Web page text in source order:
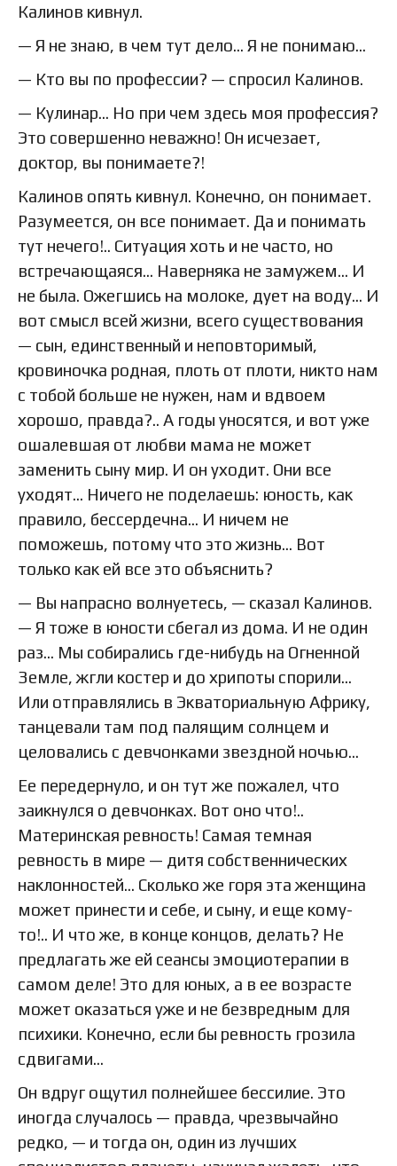
Калинов кивнул.
— Я не знаю, в чем тут дело… Я не понимаю…
— Кто вы по профессии? — спросил Калинов.
— Кулинар… Но при чем здесь моя профессия?
Это совершенно неважно! Он исчезает,
доктор, вы понимаете?!
Калинов опять кивнул. Конечно, он понимает.
Разумеется, он все понимает. Да и понимать
тут нечего!.. Ситуация хоть и не часто, но
встречающаяся… Наверняка не замужем… И
не была. Ожегшись на молоке, дует на воду… И
вот смысл всей жизни, всего существования
— сын, единственный и неповторимый,
кровиночка родная, плоть от плоти, никто нам
с тобой больше не нужен, нам и вдвоем
хорошо, правда?.. А годы уносятся, и вот уже
ошалевшая от любви мама не может
заменить сыну мир. И он уходит. Они все
уходят… Ничего не поделаешь: юность, как
правило, бессердечна… И ничем не
поможешь, потому что это жизнь… Вот
только как ей все это объяснить?
— Вы напрасно волнуетесь, — сказал Калинов.
— Я тоже в юности сбегал из дома. И не один
раз… Мы собирались где-нибудь на Огненной
Земле, жгли костер и до хрипоты спорили…
Или отправлялись в Экваториальную Африку,
танцевали там под палящим солнцем и
целовались с девчонками звездной ночью…
Ее передернуло, и он тут же пожалел, что
заикнулся о девчонках. Вот оно что!..
Материнская ревность! Самая темная
ревность в мире — дитя собственнических
наклонностей… Сколько же горя эта женщина
может принести и себе, и сыну, и еще кому-
то!.. И что же, в конце концов, делать? Не
предлагать же ей сеансы эмоциотерапии в
самом деле! Это для юных, а в ее возрасте
может оказаться уже и не безвредным для
психики. Конечно, если бы ревность грозила
сдвигами…
Он вдруг ощутил полнейшее бессилие. Это
иногда случалось — правда, чрезвычайно
редко, — и тогда он, один из лучших